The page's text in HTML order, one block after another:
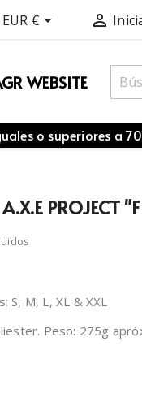
EUR € 
WEBSITE
o superiores a
PROJECT
S, M, L, XL & XXL
Peso: 275g